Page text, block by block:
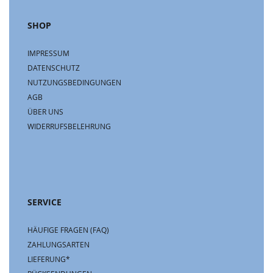
SHOP
IMPRESSUM
DATENSCHUTZ
NUTZUNGSBEDINGUNGEN
AGB
ÜBER UNS
WIDERRUFSBELEHRUNG
SERVICE
HÄUFIGE FRAGEN (FAQ)
ZAHLUNGSARTEN
LIEFERUNG*